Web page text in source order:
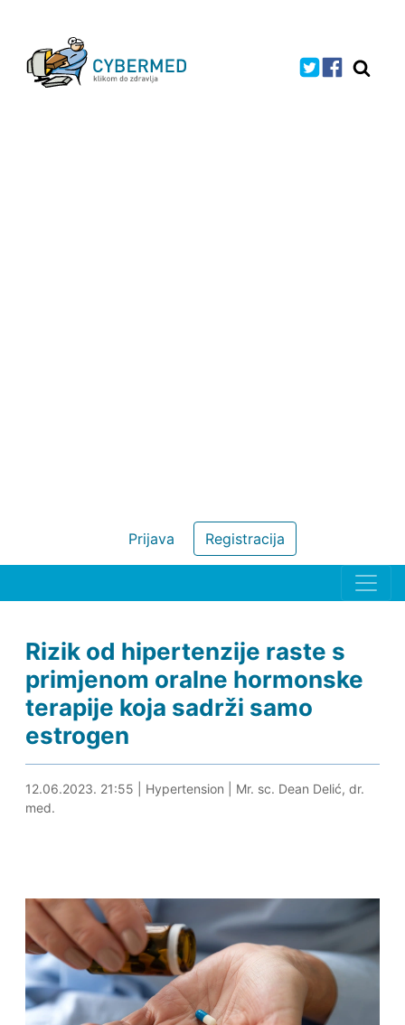
Registracija
Prijava
Rizik od hipertenzije raste s
primjenom oralne hormonske
terapije koja sadrži samo
estrogen
12.06.2023. 22:19
12.06.2023. 21:55 Hypertension
Mr. sc. Dean Delić, dr.
med.